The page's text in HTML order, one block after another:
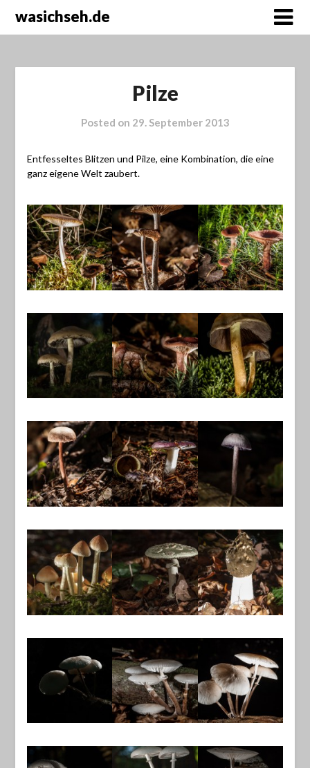
wasichseh.de
Pilze
Posted on 29. September 2013
Entfesseltes Blitzen und Pilze, eine Kombination, die eine
ganz eigene Welt zaubert.